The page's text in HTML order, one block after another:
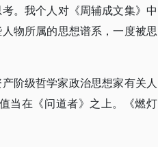
。我个人对《周辅成文集》中
物所属的思想谱系，一度被思
阶级哲学家政治思想家有关人
当在《问道者》之上。《燃灯